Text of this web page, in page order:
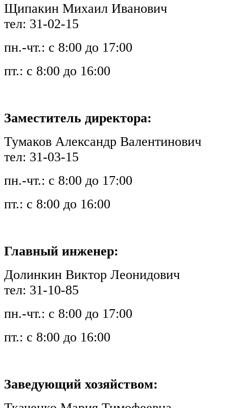
Щипакин Михаил Иванович
тел: 31-02-15
пн.-чт.: с 8:00 до 17:00
пт.: с 8:00 до 16:00
Заместитель директора:
Тумаков Александр Валентинович
тел: 31-03-15
пн.-чт.: с 8:00 до 17:00
пт.: с 8:00 до 16:00
Главный инженер:
Долинкин Виктор Леонидович
тел: 31-10-85
пн.-чт.: с 8:00 до 17:00
пт.: с 8:00 до 16:00
Заведующий хозяйством: